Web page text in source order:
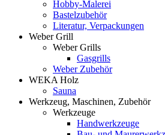
Hobby-Malerei
Bastelzubehör
Literatur, Verpackungen
Weber Grill
Weber Grills
Gasgrills
Weber Zubehör
WEKA Holz
Sauna
Werkzeug, Maschinen, Zubehör
Werkzeuge
Handwerkzeuge